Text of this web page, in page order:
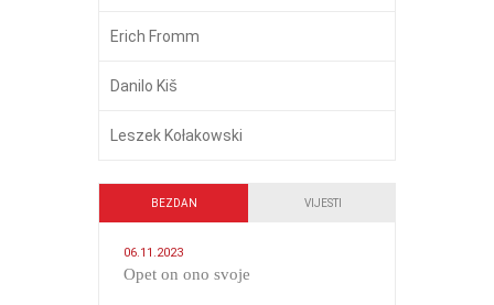
Erich Fromm
Danilo Kiš
Leszek Kołakowski
BEZDAN VIJESTI
06.11.2023
​Opet on ono svoje